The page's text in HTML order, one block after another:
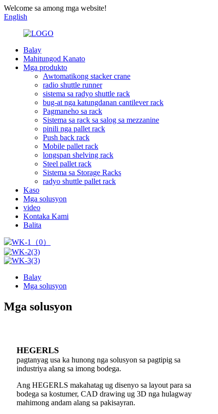
Welcome sa among mga website!
English
Balay
Mahitungod Kanato
Mga produkto
Awtomatikong stacker crane
radio shuttle runner
sistema sa radyo shuttle rack
bug-at nga katungdanan cantilever rack
Pagmaneho sa rack
Sistema sa rack sa salog sa mezzanine
pinili nga pallet rack
Push back rack
Mobile pallet rack
longspan shelving rack
Steel pallet rack
Sistema sa Storage Racks
radyo shuttle pallet rack
Kaso
Mga solusyon
video
Kontaka Kami
Balita
Balay
Mga solusyon
Mga solusyon
HEGERLS
pagtanyag usa ka hunong nga solusyon sa pagtipig sa
industriya alang sa imong bodega.
Ang HEGERLS makahatag ug disenyo sa layout para sa
bodega sa kostumer, CAD drawing ug 3D nga hulagway
mahimong andam alang sa pakisayran.